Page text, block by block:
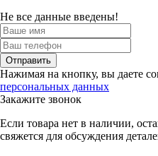
Не все данные введены!
Отправить
Нажимая на кнопку, вы даете
персональных данных
Закажите звонок
Если товара нет в наличии,
свяжется для обсуждения